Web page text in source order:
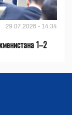
29.07.2026 - 14:34
1–2